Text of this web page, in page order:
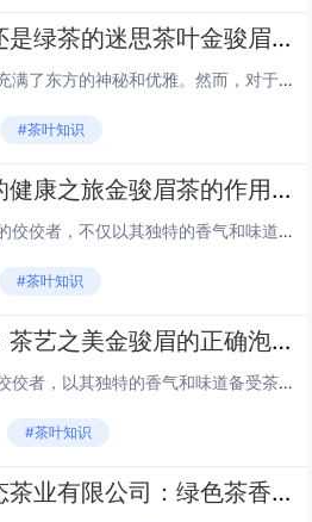
茶叶金骏眉：红茶还是绿茶的迷思茶叶金骏眉是红茶还是绿茶
金骏眉，这个名字听起来就充满了东方的神秘和优雅。然而，对于许多茶爱好者来说，一个常见的问题是：金骏眉到底是红茶还是绿茶？今天，我们就来揭开这个谜团，一探究竟。 金骏眉的起源 金骏眉，产自中国福建省武夷山，是一种非常珍贵的茶叶。它的名字来源...
#茶叶知识
金骏眉茶：一杯茶的健康之旅金骏眉茶的作用与功效
金骏眉茶，作为中国红茶中的佼佼者，不仅以其独特的香气和味道闻名，更因其丰富的健康益处而备受青睐。本文将带您领略金骏眉茶的神奇功效，探索这一传统饮品如何为您的健康加分。 1. 抗氧化的守护者 金骏眉茶含有丰富的茶多酚，这是一种强大的抗氧化剂...
#茶叶知识
金骏眉的正确泡法：茶艺之美金骏眉的正确泡法
金骏眉，作为中国红茶中的佼佼者，以其独特的香气和味道备受茶友们的喜爱。泡好一杯金骏眉，不仅能品尝到茶的甘甜，还能体验到茶艺的深邃。以下是金骏眉的正确泡法，让我们一起探索茶艺之美。 准备阶段 在开始泡茶之前，我们需要准备以下物品： 金骏眉...
#茶叶知识
福建省华辉九龙生态茶业有限公司：绿色茶香，九龙传奇福建省华辉九龙生态茶业有限公司